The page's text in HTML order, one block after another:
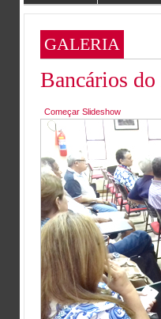
GALERIA
Bancários
Começar Slideshow